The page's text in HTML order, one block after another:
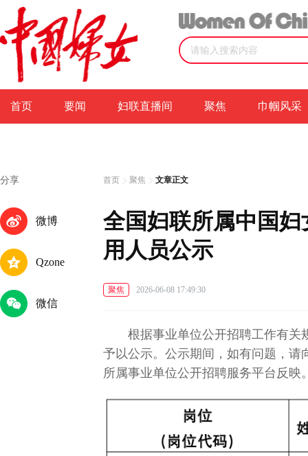
首页 要闻 妇联直播间 聚焦 巾帼风采
分享
微博
Qzone
微信
首页 聚焦 文章正文
全国妇联所属中国
用人员公示
聚焦 2026-06-08 17:49:30
根据事业单位公开招聘工作有关
予以公示。公示期间，如有问题，
所属事业单位公开招聘服务平台反映